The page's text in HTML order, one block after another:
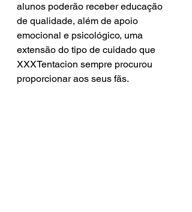
alunos poderão receber educação
de qualidade, além de apoio
emocional e psicológico, uma
extensão do tipo de cuidado que
XXXTentacion sempre procurou
proporcionar aos seus fãs.